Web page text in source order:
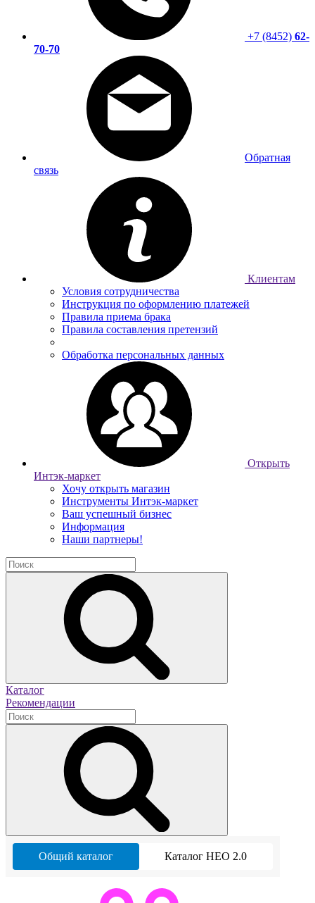
+7 (8452) 62-
70-70
Обратная
связь
Клиентам
Условия сотрудничества
Инструкция по оформлению платежей
Правила приема брака
Правила составления претензий
Обработка персональных данных
Открыть
Интэк-маркет
Хочу открыть магазин
Инструменты Интэк-маркет
Ваш успешный бизнес
Информация
Наши партнеры!
Каталог
Рекомендации
Общий каталог Каталог НЕО 2.0